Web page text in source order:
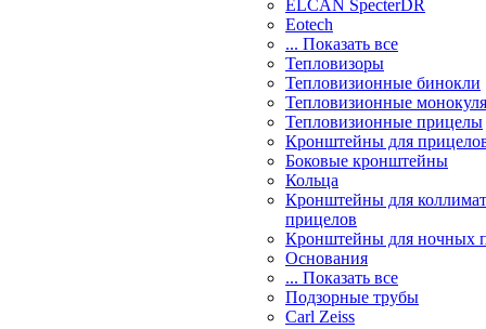
ELCAN SpecterDR
Eotech
... Показать все
Тепловизоры
Тепловизионные бинокли
Тепловизионные
Тепловизионные прицелы
Кронштейны для
Боковые кронштейны
Кольца
Кронштейны для
прицелов
Кронштейны для ночных
Основания
... Показать все
Подзорные трубы
Carl Zeiss